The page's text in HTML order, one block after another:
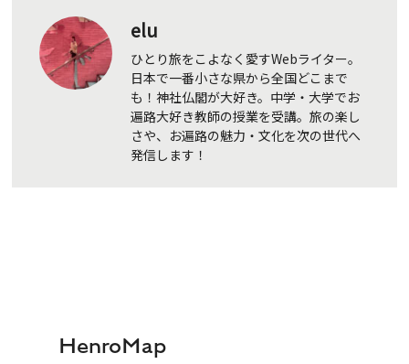
elu
ひとり旅をこよなく愛すWebライター。
日本で一番小さな県から全国どこまで
も！神社仏閣が大好き。中学・大学でお
遍路大好き教師の授業を受講。旅の楽し
さや、お遍路の魅力・文化を次の世代へ
発信します！
HenroMap